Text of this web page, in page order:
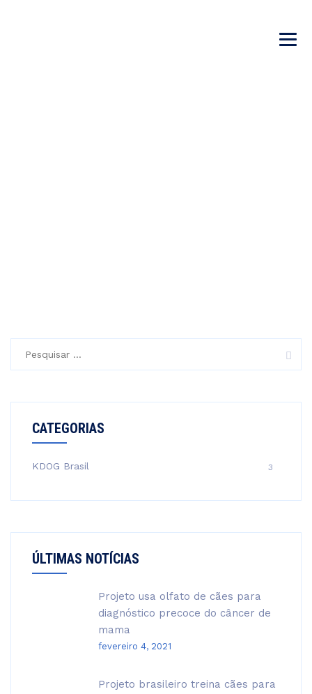
CATEGORIAS
KDOG Brasil 3
ÚLTIMAS NOTÍCIAS
Projeto usa olfato de cães para
diagnóstico precoce do câncer de
mama
fevereiro 4, 2021
Projeto brasileiro treina cães para